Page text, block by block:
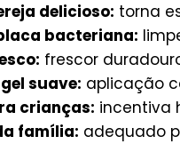
delicioso: torna
bacteriana:
frescor
suave: aplicação
crianças: incentiva
família: adequado